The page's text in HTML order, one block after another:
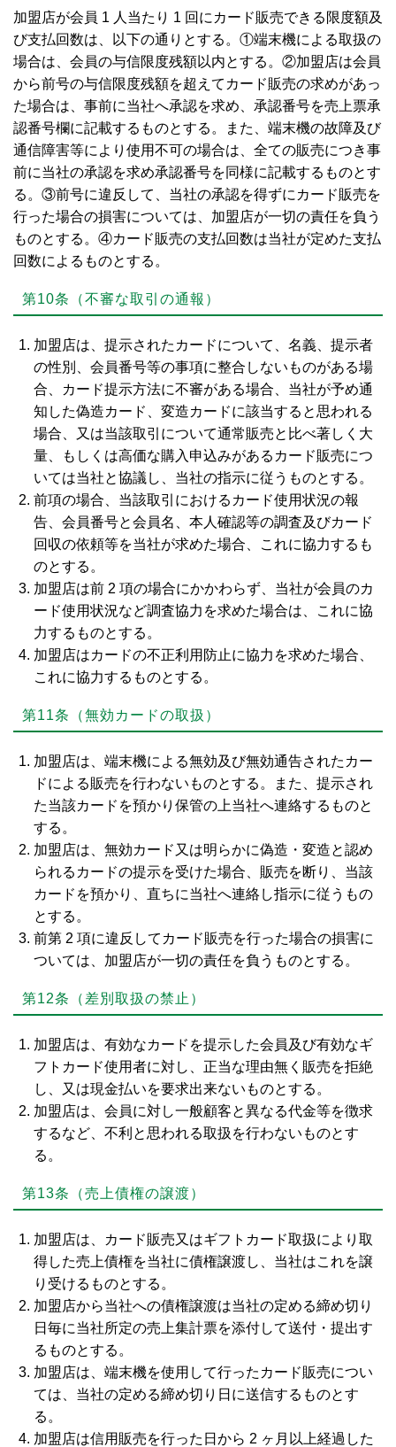
加盟店が会員 1 人当たり 1 回にカード販売できる限度額及
び支払回数は、以下の通りとする。①端末機による取扱の
場合は、会員の与信限度残額以内とする。②加盟店は会員
から前号の与信限度残額を超えてカード販売の求めがあっ
た場合は、事前に当社へ承認を求め、承認番号を売上票承
認番号欄に記載するものとする。また、端末機の故障及び
通信障害等により使用不可の場合は、全ての販売につき事
前に当社の承認を求め承認番号を同様に記載するものとす
る。③前号に違反して、当社の承認を得ずにカード販売を
行った場合の損害については、加盟店が一切の責任を負う
ものとする。④カード販売の支払回数は当社が定めた支払
回数によるものとする。
第10条（不審な取引の通報）
加盟店は、提示されたカードについて、名義、提示者
の性別、会員番号等の事項に整合しないものがある場
合、カード提示方法に不審がある場合、当社が予め通
知した偽造カード、変造カードに該当すると思われる
場合、又は当該取引について通常販売と比べ著しく大
量、もしくは高価な購入申込みがあるカード販売につ
いては当社と協議し、当社の指示に従うものとする。
前項の場合、当該取引におけるカード使用状況の報
告、会員番号と会員名、本人確認等の調査及びカード
回収の依頼等を当社が求めた場合、これに協力するも
のとする。
加盟店は前 2 項の場合にかかわらず、当社が会員のカ
ード使用状況など調査協力を求めた場合は、これに協
力するものとする。
加盟店はカードの不正利用防止に協力を求めた場合、
これに協力するものとする。
第11条（無効カードの取扱）
加盟店は、端末機による無効及び無効通告されたカー
ドによる販売を行わないものとする。また、提示され
た当該カードを預かり保管の上当社へ連絡するものと
する。
加盟店は、無効カード又は明らかに偽造・変造と認め
られるカードの提示を受けた場合、販売を断り、当該
カードを預かり、直ちに当社へ連絡し指示に従うもの
とする。
前第 2 項に違反してカード販売を行った場合の損害に
ついては、加盟店が一切の責任を負うものとする。
第12条（差別取扱の禁止）
加盟店は、有効なカードを提示した会員及び有効なギ
フトカード使用者に対し、正当な理由無く販売を拒絶
し、又は現金払いを要求出来ないものとする。
加盟店は、会員に対し一般顧客と異なる代金等を徴求
するなど、不利と思われる取扱を行わないものとす
る。
第13条（売上債権の譲渡）
加盟店は、カード販売又はギフトカード取扱により取
得した売上債権を当社に債権譲渡し、当社はこれを譲
り受けるものとする。
加盟店から当社への債権譲渡は当社の定める締め切り
日毎に当社所定の売上集計票を添付して送付・提出す
るものとする。
加盟店は、端末機を使用して行ったカード販売につい
ては、当社の定める締め切り日に送信するものとす
る。
加盟店は信用販売を行った日から 2 ヶ月以上経過した